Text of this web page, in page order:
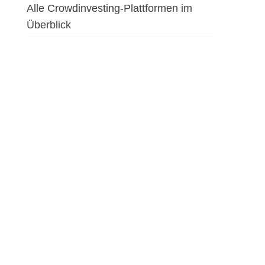
Alle Crowdinvesting-Plattformen im
Überblick